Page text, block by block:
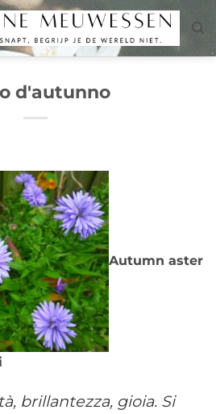
d'autunno
Autumn aster
brillantezza, gioia. Si